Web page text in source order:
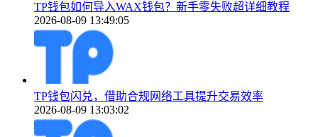
TP钱包如何导入WAX钱包？新手零失败超详细教程
2026-08-09 13:49:05
TP钱包闪兑，借助合规网络工具提升交易效率
2026-08-09 13:03:02